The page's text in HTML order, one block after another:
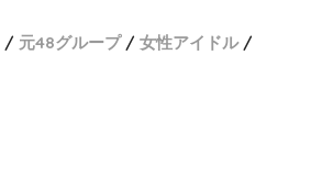
元48グループ
女性アイドル